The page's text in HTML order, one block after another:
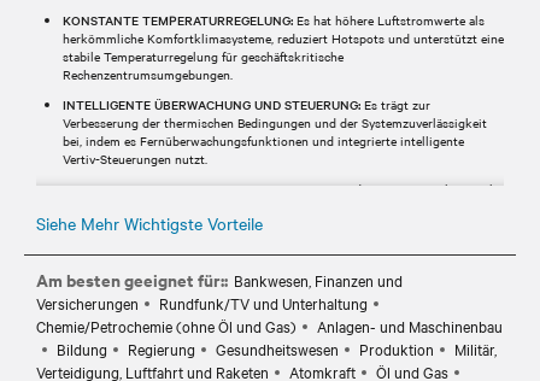
KONSTANTE TEMPERATURREGELUNG: Es hat höhere Luftstromwerte als
herkömmliche Komfortklimasysteme, reduziert Hotspots und unterstützt eine
stabile Temperaturregelung für geschäftskritische
Rechenzentrumsumgebungen.
INTELLIGENTE ÜBERWACHUNG UND STEUERUNG: Es trägt zur
Verbesserung der thermischen Bedingungen und der Systemzuverlässigkeit
bei, indem es Fernüberwachungsfunktionen und integrierte intelligente
Vertiv-Steuerungen nutzt.
Es verwendet R-32, ein Kältemittel
verringern und die Energieeffizienz zu verbessern.
Siehe Mehr Wichtigste Vorteile
Am besten geeignet für:: Bankwesen, Finanzen und
Versicherungen
Rundfunk/TV und Unterhaltung
Chemie/Petrochemie (ohne Öl und Gas)
Anlagen- und Maschinenbau
Bildung
Regierung Gesundheitswesen Produktion
Militär,
Verteidigung, Luftfahrt und Raketen
Atomkraft Öl und Gas